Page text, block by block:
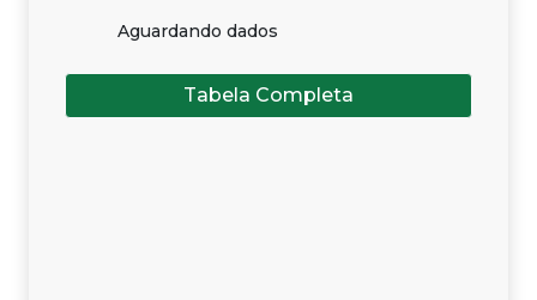
Aguardando dados
Tabela Completa